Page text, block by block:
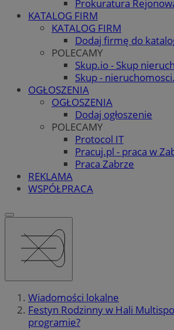
Prokuratura
KATALOG FIRM
KATALOG FIRM
Dodaj firmę do
POLECAMY
Skup.io - Skup
Skup -
OGŁOSZENIA
OGŁOSZENIA
Dodaj ogłoszenie
POLECAMY
Protocol IT
Pracuj.pl - praca w
Praca Zabrze
REKLAMA
WSPÓŁPRACA
Wiadomości lokalne
Festyn Rodzinny w Hali
programie?